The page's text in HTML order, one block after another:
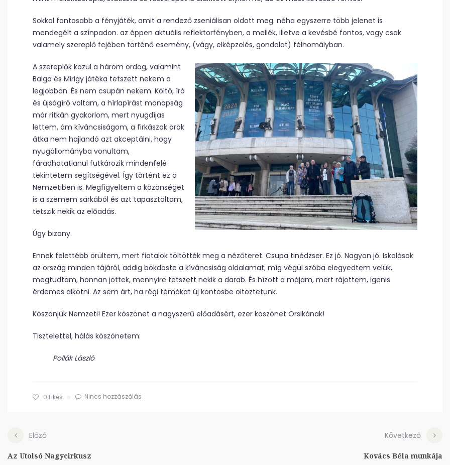
Sokkal fontosabb a fényjáték, amit a rendező zseniálisan oldott meg. néha egyszerre több jelenet is
mendegélt a színpadon. az éppen aktuális reflektorfényben, a mellék, illetve a kevésbé fontos, vagy csak
valamely szereplő fejében történő esemény, (vágy, elképzelés, gondolat) félhomályban.
A szereplők közül a három ördög, valamint
Balga és Mirigy játéka tetszett nekem a
legjobban. És nem csupán nekem. Költő, író
és újságíró voltam, a hírlapírást manapság
már ritkán gyakorlom, mert nyugdíjas
lettem, ám kíváncsiságom, a firkászok örök
átka nem hajlandó azt akceptálni, hogy
nyugállományba vonultam,
fáradhatatlanul futkározik mindenfelé
tekintetem segítségével. Így történt ez a
Nemzetiben is. Megfigyeltem a közönséget
is a szemem sarkából és azt tapasztaltam,
tetszik nekik az előadás.
Úgy bizony.
Ennek felettébb örültem, mert fiatalok töltötték meg a nézőteret. Csupa tinédzser. Ez jó. Nagyon jó. Iskolások
az ország minden tájáról, addig bökdöste a kíváncsiság oldalamat, míg végül szóba elegyedtem velük,
megtudtam, honnan jöttek, mennyire tetszett nekik a darab. És hízott a májam, mert rájöttem, igenis
érdemes alkotni. Az sem árt, ha régi témákat új köntösbe öltöztetünk.
Köszönjük Nemzeti! Ezer köszönet a nagyszerű előadásért, ezer köszönet Orsikának!
Tisztelettel, hálás köszönetem:
Pollák László
0 Likes Nincs hozzászólás
Előző
Az Utolsó Nagycirkusz
Következő
Kovács Béla munkája